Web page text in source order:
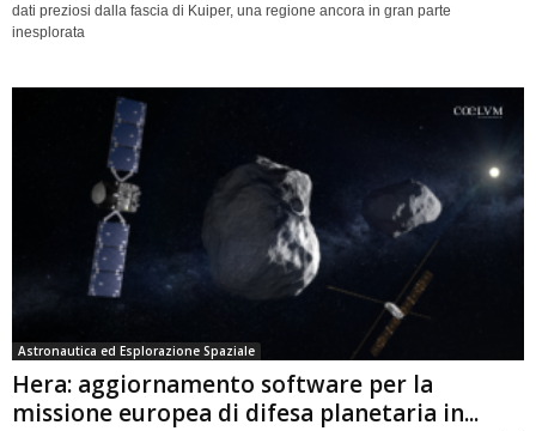
dati preziosi dalla fascia di Kuiper, una regione ancora in gran parte
inesplorata
Astronautica ed Esplorazione Spaziale
Hera: aggiornamento software per la
missione europea di difesa planetaria in...